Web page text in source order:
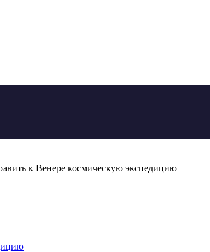
к Венере космическую экспедицию